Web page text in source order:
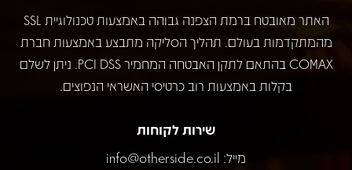
האתר מאובטח ברמת הצפנה גבוהה באמצעות טכנולוגיית SSL
מהמתקדמות בעולם. תהליך הסליקה מתבצע באמצעות חברת
COMAX בהתאם לתקן האבטחה המחמיר PCI DSS. ניתן לשלם
בקלות באמצעות רוב כרטיסי האשראי הנפוצים.
שירות לקוחות
מייל: info@otherside.co.il